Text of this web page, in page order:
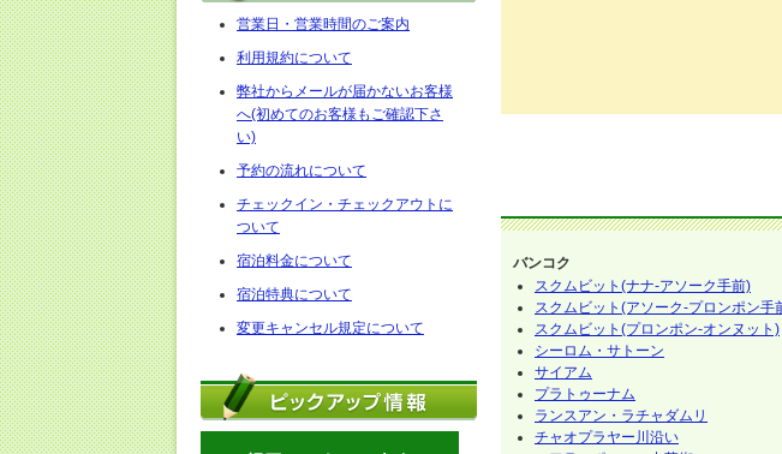
営業日・営業時間のご案内
利用規約について
弊社からメールが届かないお客様
へ(初めてのお客様もご確認下さ
い)
予約の流れについて
チェックイン・チェックアウトに
ついて
宿泊料金について
宿泊特典について
変更キャンセル規定について
バンコク
スクムビット(ナナ-アソーク手前)
スクムビット(アソーク-プロンポン手
スクムビット(プロンポン-オンヌット)
シーロム・サトーン
サイアム
プラトゥーナム
ランスアン・ラチャダムリ
チャオプラヤー川沿い